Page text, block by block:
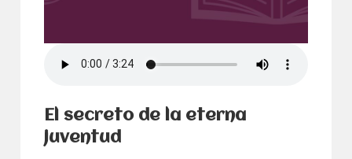
El secreto de la eterna
juventud